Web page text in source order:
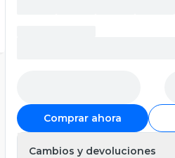
Comprar ahora
Cambios y devoluciones